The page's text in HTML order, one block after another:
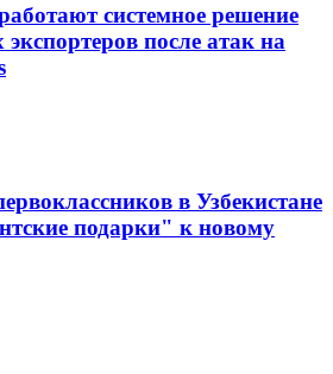
системное решение
экспортеров после атак на
в Узбекистане
подарки" к новому